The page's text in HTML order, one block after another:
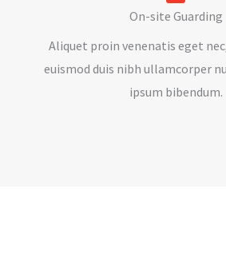
On-site Guarding
Aliquet proin venenatis eget
euismod duis nibh ullamcorper
ipsum bibendum.